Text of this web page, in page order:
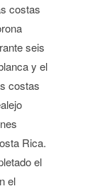
costas
seis
y el
costas
Rica.
el
el